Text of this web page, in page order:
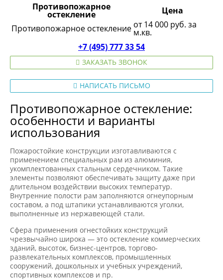
Противопожарное
остекление
Цена
Противопожарное остекление от 14 000 руб. за
м.кв.
+7 (495) 777 33 54
ЗАКАЗАТЬ ЗВОНОК
НАПИСАТЬ ПИСЬМО
Противопожарное остекление:
особенности и варианты
использования
Пожаростойкие конструкции изготавливаются с
применением специальных рам из алюминия,
укомплектованных стальным сердечником. Такие
элементы позволяют обеспечивать защиту даже при
длительном воздействии высоких температур.
Внутренние полости рам заполняются огнеупорным
составом, а под штапики устанавливаются уголки,
выполненные из нержавеющей стали.
Сфера применения огнестойких конструкций
чрезвычайно широка — это остекление коммерческих
зданий, высоток, бизнес-центров, торгово-
развлекательных комплексов, промышленных
сооружений, дошкольных и учебных учреждений,
спортивных комплексов и пр.